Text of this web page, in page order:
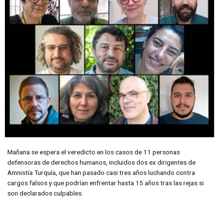
Mañana se espera el veredicto en los casos de 11 personas
defensoras de derechos humanos, incluidos dos ex dirigentes de
Amnistía Turquía, que han pasado casi tres años luchando contra
cargos falsos y que podrían enfrentar hasta 15 años tras las rejas si
son declarados culpables.